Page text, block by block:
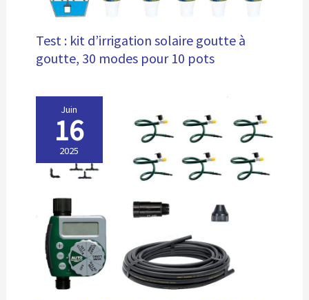
Test : kit d’irrigation solaire goutte à
goutte, 30 modes pour 10 pots
Juin
16
2025